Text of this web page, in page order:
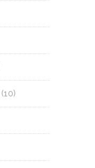
(10)